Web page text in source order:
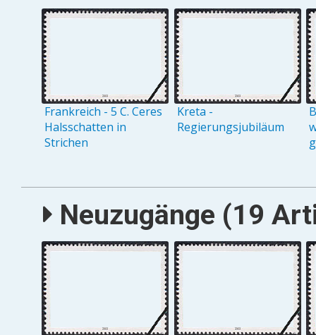
Frankreich - 5 C. Ceres
Halsschatten in
Strichen
Kreta -
Regierungsjubiläum
Neuzugänge (19